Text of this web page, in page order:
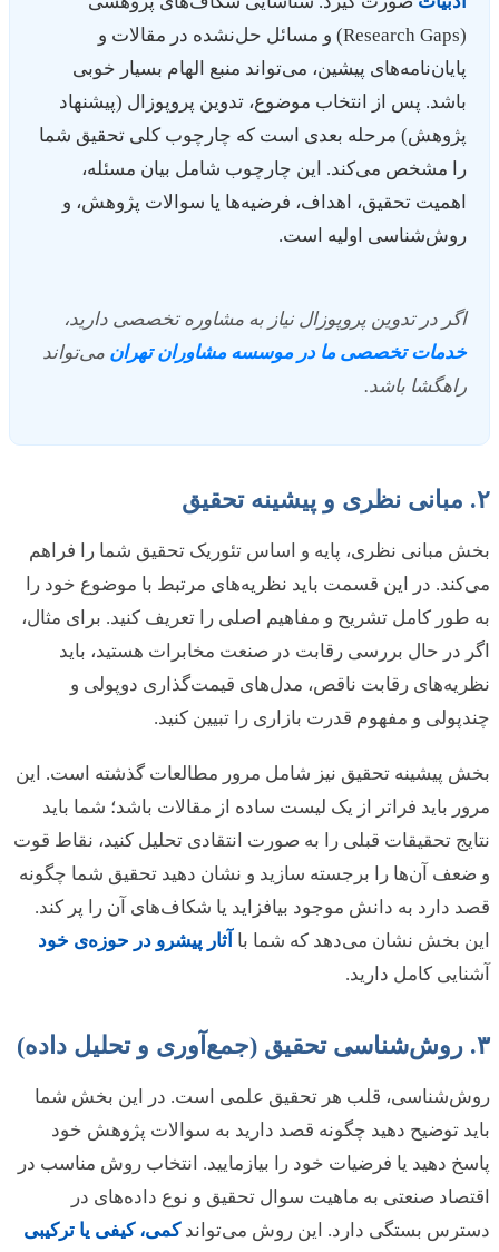
(Research Gaps) و مسائل حل‌نشده در مقالات و
پایان‌نامه‌های پیشین، می‌تواند منبع الهام بسیار خوبی
باشد. پس از انتخاب موضوع، تدوین پروپوزال (پیشنهاد
پژوهش) مرحله بعدی است که چارچوب کلی تحقیق شما
را مشخص می‌کند. این چارچوب شامل بیان مسئله،
اهمیت تحقیق، اهداف، فرضیه‌ها یا سوالات پژوهش، و
روش‌شناسی اولیه است.
اگر در تدوین پروپوزال نیاز به مشاوره تخصصی دارید،
خدمات تخصصی ما در موسسه مشاوران تهران می‌تواند
راهگشا باشد.
۲. مبانی نظری و پیشینه تحقیق
بخش مبانی نظری، پایه و اساس تئوریک تحقیق شما را فراهم
می‌کند. در این قسمت باید نظریه‌های مرتبط با موضوع خود را
به طور کامل تشریح و مفاهیم اصلی را تعریف کنید. برای مثال،
اگر در حال بررسی رقابت در صنعت مخابرات هستید، باید
نظریه‌های رقابت ناقص، مدل‌های قیمت‌گذاری دوپولی و
چندپولی و مفهوم قدرت بازاری را تبیین کنید.
بخش پیشینه تحقیق نیز شامل مرور مطالعات گذشته است. این
مرور باید فراتر از یک لیست ساده از مقالات باشد؛ شما باید
نتایج تحقیقات قبلی را به صورت انتقادی تحلیل کنید، نقاط قوت
و ضعف آن‌ها را برجسته سازید و نشان دهید تحقیق شما چگونه
قصد دارد به دانش موجود بیافزاید یا شکاف‌های آن را پر کند.
این بخش نشان می‌دهد که شما با آثار پیشرو در حوزه‌ی خود
آشنایی کامل دارید.
۳. روش‌شناسی تحقیق (جمع‌آوری و تحلیل داده)
روش‌شناسی، قلب هر تحقیق علمی است. در این بخش شما
باید توضیح دهید چگونه قصد دارید به سوالات پژوهش خود
پاسخ دهید یا فرضیات خود را بیازمایید. انتخاب روش مناسب در
اقتصاد صنعتی به ماهیت سوال تحقیق و نوع داده‌های در
دسترس بستگی دارد. این روش می‌تواندکمی، کیفی یا ترکیبی